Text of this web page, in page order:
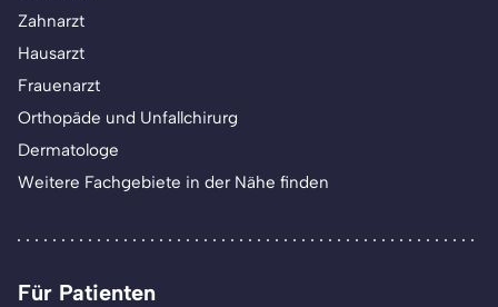
Zahnarzt
Hausarzt
Frauenarzt
Orthopäde und Unfallchirurg
Dermatologe
Weitere Fachgebiete in der Nähe finden
Für Patienten